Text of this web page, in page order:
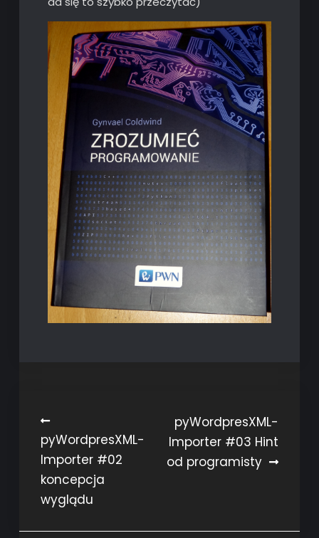
Post
navigation
pyWordpresXML-
Importer #02
koncepcja
wyglądu
pyWordpresXML-
Importer #03 Hint
od programisty